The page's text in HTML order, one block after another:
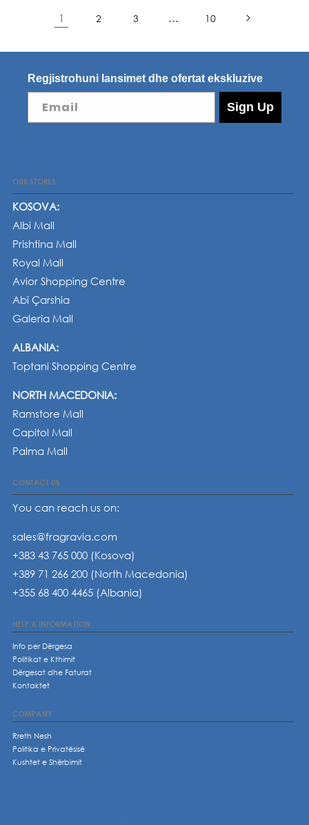
1 2 3 10
Regjistrohuni lansimet dhe ofertat ekskluzive
Email Sign Up
OUR STORES
KOSOVA:
Albi Mall
Prishtina Mall
Royal Mall
Avior Shopping Centre
Abi Çarshia
Galeria Mall
ALBANIA:
Toptani Shopping Centre
NORTH MACEDONIA:
Ramstore Mall
Capitol Mall
Palma Mall
CONTACT US
You can reach us on:
sales@fragravia.com
+383 43 765 000 (Kosova)
+389 71 266 200 (North Macedonia)
+355 68 400 4465 (Albania)
HELP & INFORMATION
Info per Dërgesa
Politikat e Kthimit
Dërgesat dhe Faturat
Kontaktet
COMPANY
Rreth Nesh
Politika e Privatësisë
Kushtet e Shërbimit